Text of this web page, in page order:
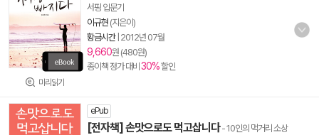
미리읽기
서핑 입문기
이규현 (지은이)
황금시간| 2012년 07월
9,660원 (480원)
종이책 정가 대비 30%할인
ePub
[전자책] 손맛으로도 먹고삽니다- 10인의 먹거리 소상